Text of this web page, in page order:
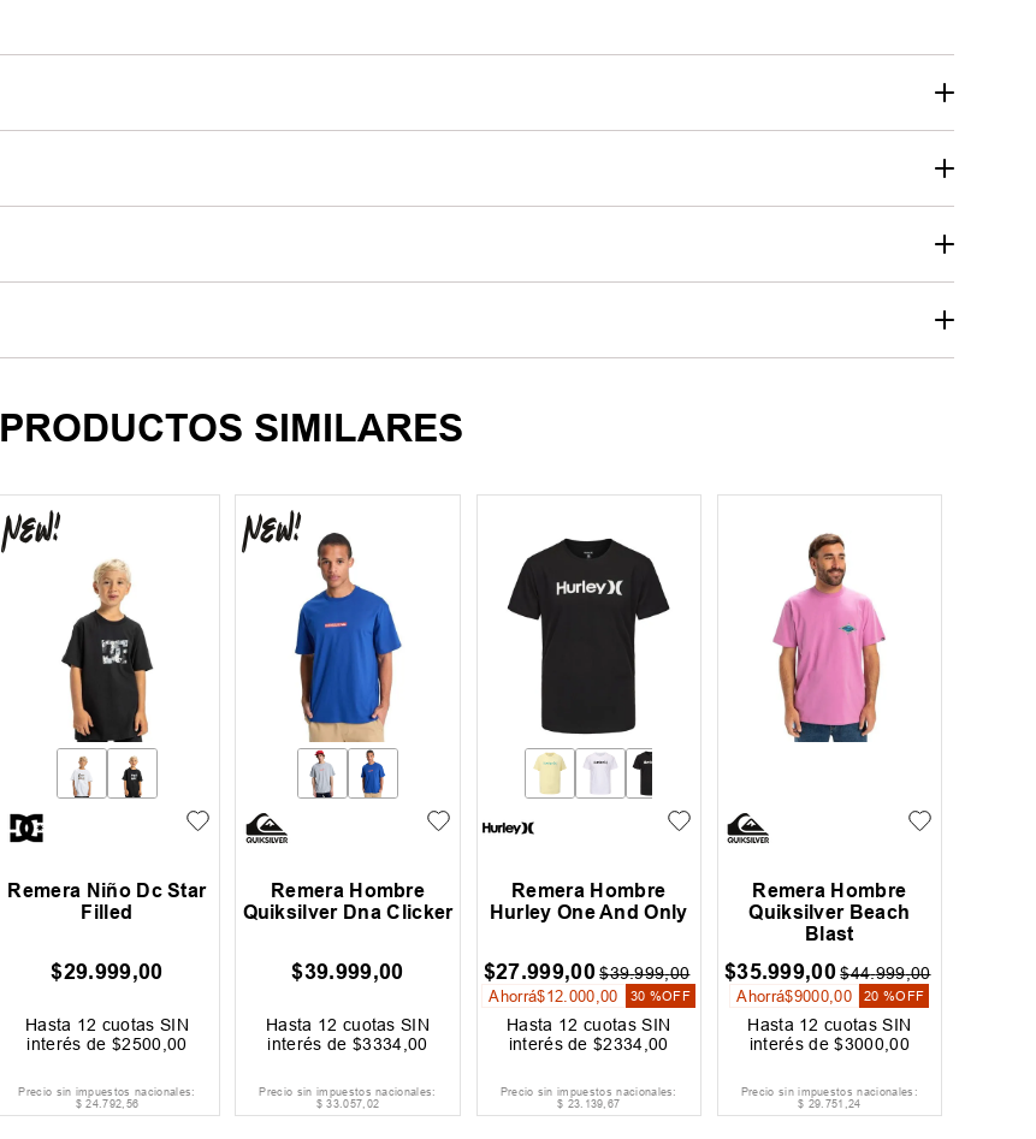
PRODUCTOS SIMILARES
Remera Niño Dc Star
Filled
$29.999,00
Hasta 12 cuotas SIN
interés de $2500 00
Precio sin impuestos nacionales:
$ 24.792,56
Remera Hombre
Quiksilver Dna Clicker
$39.999,00
Hasta 12 cuotas SIN
interés de$3334 00
Precio sin impuestos nacionales:
$ 33.057,02
Remera Hombre
Hurley One And Only
$27.999,00$39.999,00
Ahorrá$12 000 00 30 %OFF
Hasta 12 cuotas SIN
interés de$2334 ,00
Precio sin impuestos nacionales:
$ 23. 139,67
Remera Hombre
Quiksilver Beach
Blast
$35.999,00 $44.999,00
Ahorrá$9000,00 20 %OFF
Hasta 12 cuotas SIN
interés de$3000 ,00
Precio sin impuestos nacionales:
$ 29.751,24